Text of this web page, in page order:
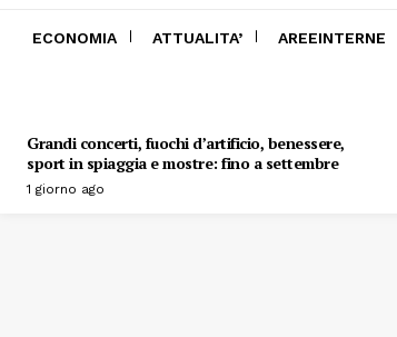
ECONOMIA ATTUALITA’ AREEINTERNE
Grandi concerti, fuochi d’artificio, benessere,
sport in spiaggia e mostre: fino a settembre
1 giorno ago